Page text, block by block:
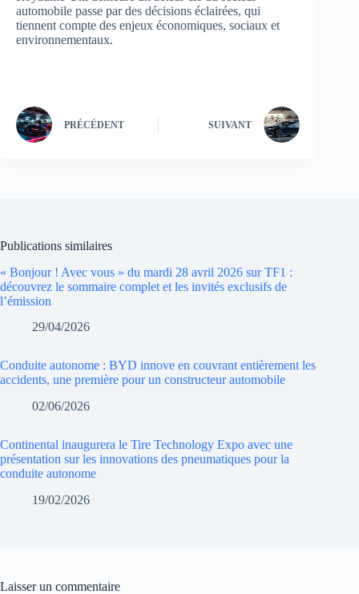
automobile passe par des décisions éclairées, qui
tiennent compte des enjeux économiques, sociaux et
environnementaux.
PRÉCÉDENT SUIVANT
Publications similaires
« Bonjour ! Avec vous » du mardi 28 avril 2026 sur TF1 :
découvrez le sommaire complet et les invités exclusifs de
l’émission
29/04/2026
Conduite autonome : BYD innove en couvrant entièrement les
accidents, une première pour un constructeur automobile
02/06/2026
Continental inaugurera le Tire Technology Expo avec une
présentation sur les innovations des pneumatiques pour la
conduite autonome
19/02/2026
Laisser un commentaire